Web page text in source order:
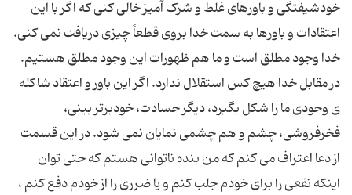
خودشیفتگی و باورهای غلط و شرک آمیز خالی کنی که اگر با این
اعتقادات و باورها به سمت خدا بروی قطعاً چیزی دریافت نمی کنی.
خدا وجود مطلق است و ما هم ظهورات این وجود مطلق هستیم.
در مقابل خدا هیچ کس استقلال ندارد. اگر این باور و اعتقاد شاکله
ی وجودی ما را شکل بگیرد، دیگر حسادت، خودبرتر بینی،
فخرفروشی، چشم و هم چشمی نمایان نمی شود. در این قسمت
از دعا اعتراف می کنم که من بنده ناتوانی هستم که حتی توان
اینکه نفعی را برای خودم جلب کنم و یا ضرری را از خودم دفع کنم ،